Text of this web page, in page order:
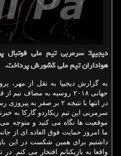
دیجیپا: سرمربی تیم ملی فوتبال
هواداران تیم ملی كشورش پرداخت.
به گزارش دیجیپا به نقل از مهر،
جهانی ۲۰۱۸ روسیه به مصاف
در انتها با نتیجه ۲ بر صفر به پیروزی رسید.
سرمربی این تیم ریكاردو گاركا به
موقعیت ها نگاه می كنید و متوجه می
ما امروز حمایت فوق العاده ای از
داشتیم برای همین شكست در
واقعا به بازیكنانم افتخار می كنم.